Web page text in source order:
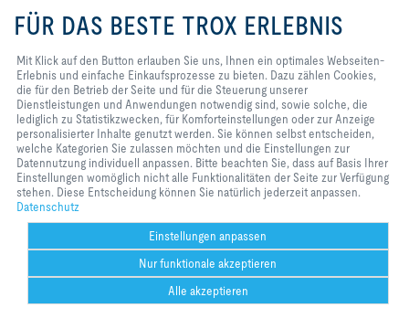
Help Desk Weitere
Vertriebsanfragen:
Ihr Ansprechpartner
Service Anfragen:
Ihr Ansprechpartner
Folgen Sie uns
YOUTUBE
FACEBOOK
LINKEDIN
INSTAGRAM
Sie uns, Ihnen ein optimales
Webseiten-Erlebnis und einfache
zählen Cookies, die für den
Betrieb der Seite und für die
Steuerung unserer
Dienstleistungen und
Anwendungen notwendig sind,
sowie solche, die lediglich zu
Statistikzwecken, für
Komforteinstellungen oder zur
Anzeige personalisierter Inhalte
genutzt werden. Sie können selbst
Sie zulassen möchten und die
Einstellungen zur Datennutzung
individuell anpassen. Bitte
beachten Sie, dass auf Basis Ihrer
Einstellungen womöglich nicht alle
Funktionalitäten der Seite zur
Verfügung stehen. Diese
FÜR DAS BESTE TROX ERLEBNIS
Mit Klick auf den Button erlauben Sie uns, Ihnen ein optimales Webseiten-
Erlebnis und einfache Einkaufsprozesse zu bieten. Dazu zählen Cookies,
die für den Betrieb der Seite und für die Steuerung unserer
Dienstleistungen und Anwendungen notwendig sind, sowie solche, die
lediglich zu Statistikzwecken, für Komforteinstellungen oder zur Anzeige
personalisierter Inhalte genutzt werden. Sie können selbst entscheiden,
welche Kategorien Sie zulassen möchten und die Einstellungen zur
Datennutzung individuell anpassen. Bitte beachten Sie, dass auf Basis Ihrer
Einstellungen womöglich nicht alle Funktionalitäten der Seite zur Verfügung
stehen. Diese Entscheidung können Sie natürlich jederzeit anpassen.
Datenschutz
Einstellungen anpassen
Nur funktionale akzeptieren
Alle akzeptieren